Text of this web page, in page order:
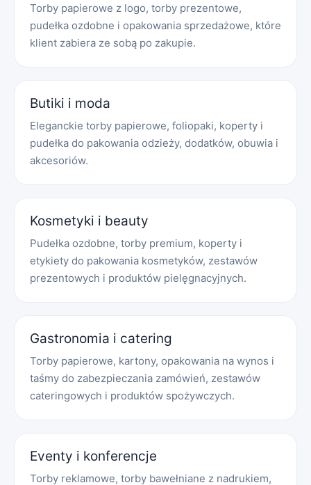
Torby papierowe z logo, torby prezentowe,
pudełka ozdobne i opakowania sprzedażowe, które
klient zabiera ze sobą po zakupie.
Butiki i moda
Eleganckie torby papierowe, foliopaki, koperty i
pudełka do pakowania odzieży, dodatków, obuwia i
akcesoriów.
Kosmetyki i beauty
Pudełka ozdobne, torby premium, koperty i
etykiety do pakowania kosmetyków, zestawów
prezentowych i produktów pielęgnacyjnych.
Gastronomia i catering
Torby papierowe, kartony, opakowania na wynos i
taśmy do zabezpieczania zamówień, zestawów
cateringowych i produktów spożywczych.
Eventy i konferencje
Torby reklamowe, torby bawełniane z nadrukiem,